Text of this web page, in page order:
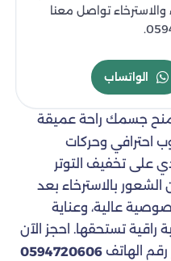
تواصل معنا
الواتساب
جسمك راحة عميقة
احترافي وحركات
على تخفيف التوتر
الشعور بالاسترخاء بعد
عالية، وعناية
تستحقها. احجز الآن
الهاتف 0594720606